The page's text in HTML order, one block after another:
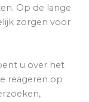
Op de lange
zorgen voor
u over het
reageren op